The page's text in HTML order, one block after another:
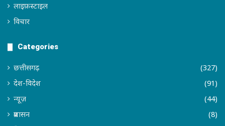
लाइफ़स्टाइल
विचार
Categories
छत्तीसगढ़
(327)
देश-विदेश
(91)
न्यूज़
(44)
प्रशासन
(8)